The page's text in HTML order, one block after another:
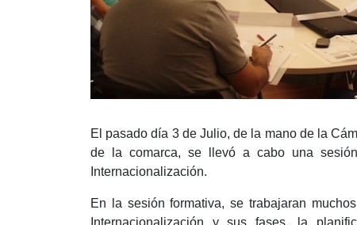
El pasado día 3 de Julio, de la mano de la
de la comarca, se llevó a cabo una
Internacionalización.
En la sesión formativa, se trabajaran